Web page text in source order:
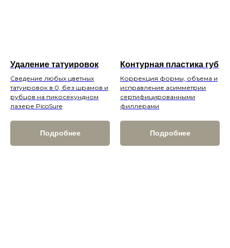
Удаление татуировок
Сведение любых цветных
татуировок в 0, без шрамов и
рубцов на пикосекундном
лазере PicoSure
Подробнее
Контурная пластика губ
Коррекция формы, объема и
исправление асимметрии
сертифицированными
филлерами
Подробнее